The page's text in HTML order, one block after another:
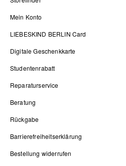
Mein Konto
LIEBESKIND BERLIN Card
Digitale Geschenkkarte
Studentenrabatt
Reparaturservice
Beratung
Rückgabe
Barrierefreiheitserklärung
Bestellung widerrufen